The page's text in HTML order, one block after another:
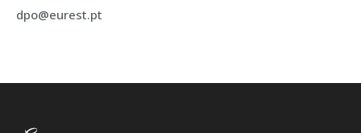
dpo@eurest.pt